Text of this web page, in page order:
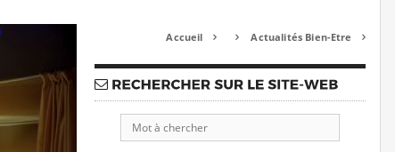
Accueil   Actualités Bien-Etre 